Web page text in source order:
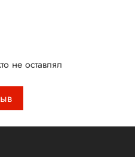
не оставлял